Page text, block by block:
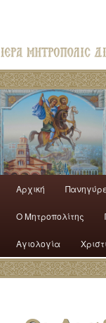
Αρχική
Ο Mητροπολίτης
Αγιολογία